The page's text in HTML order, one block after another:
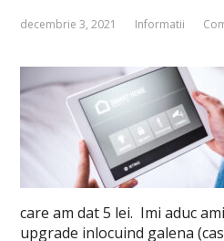
decembrie 3, 2021 Informatii
care am dat 5 lei. Imi aduc
upgrade inlocuind galena